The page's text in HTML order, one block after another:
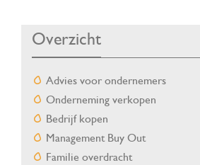
Overzicht
Advies voor ondernemers
Onderneming verkopen
Bedrijf kopen
Management Buy Out
Familie overdracht